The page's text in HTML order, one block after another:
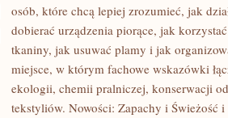
PRALKI
SUSZARKI
osób, które chcą lepiej zrozumieć, jak
dobierać urządzenia piorące, jak
tkaniny, jak usuwać plamy i jak
miejsce, w którym fachowe wskazówki
ekologii, chemii pralniczej, konserwacji
tekstyliów. Nowości: Zapachy i Świeżość i